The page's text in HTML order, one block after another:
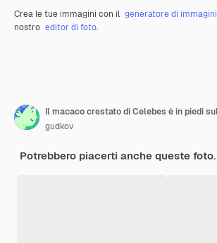
Crea le tue immagini con il generatore di immagini
nostro editor di foto.
gudkov
Potrebbero piacerti anche queste foto.